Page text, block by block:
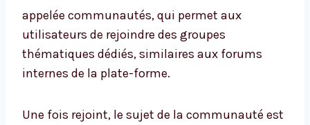
appelée communautés, qui permet aux
utilisateurs de rejoindre des groupes
thématiques dédiés, similaires aux forums
internes de la plate-forme.
Une fois rejoint, le sujet de la communauté est